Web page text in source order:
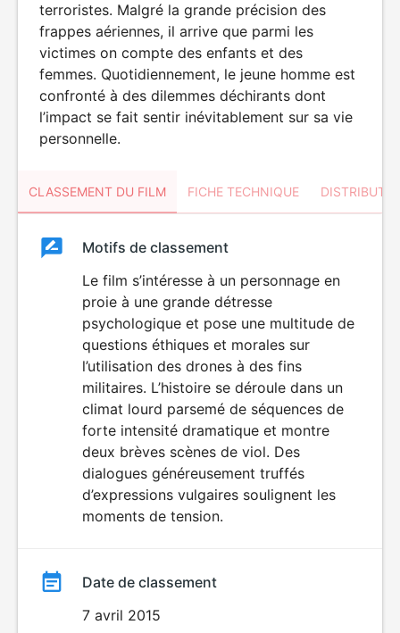
terroristes. Malgré la grande précision des
frappes aériennes, il arrive que parmi les
victimes on compte des enfants et des
femmes. Quotidiennement, le jeune homme est
confronté à des dilemmes déchirants dont
l’impact se fait sentir inévitablement sur sa vie
personnelle.
CLASSEMENT DU FILM FICHE TECHNIQUE
ClassementClassement
VIOLENCE
LANGAGE
VULGAIRE
Motifs de classement
Le film s’intéresse à un personnage en
proie à une grande détresse
psychologique et pose une multitude de
questions éthiques et morales sur
l’utilisation des drones à des fins
militaires. L’histoire se déroule dans un
climat lourd parsemé de séquences de
forte intensité dramatique et montre
deux brèves scènes de viol. Des
dialogues généreusement truffés
d’expressions vulgaires soulignent les
moments de tension.
Date de classement
7 avril 2015